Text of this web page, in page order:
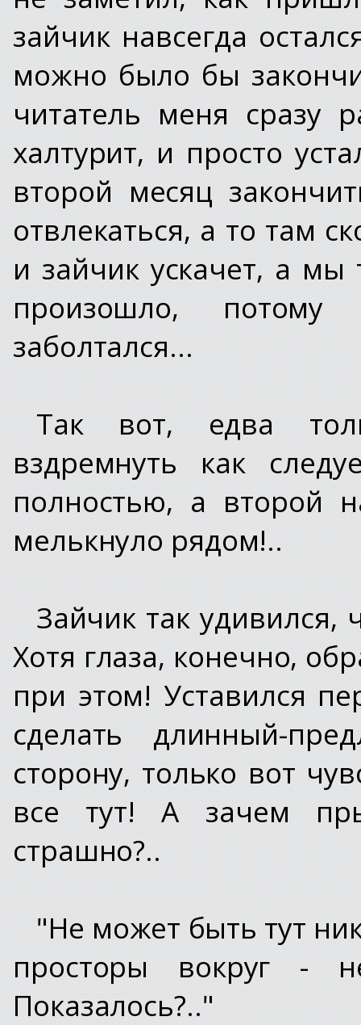
зайчик навсегда
можно было бы
читатель меня сразу
халтурит, и просто
второй месяц
отвлекаться, а то там
и зайчик ускачет, а
произошло,
заболтался...
Так вот, едва
вздремнуть как
полностью, а второй
мелькнуло рядом!..
Зайчик так удивился,
Хотя глаза, конечно,
при этом! Уставился
сделать длинный-
сторону, только вот
все тут! А зачем
страшно?..
"Не может быть тут
просторы вокруг -
Показалось?.."